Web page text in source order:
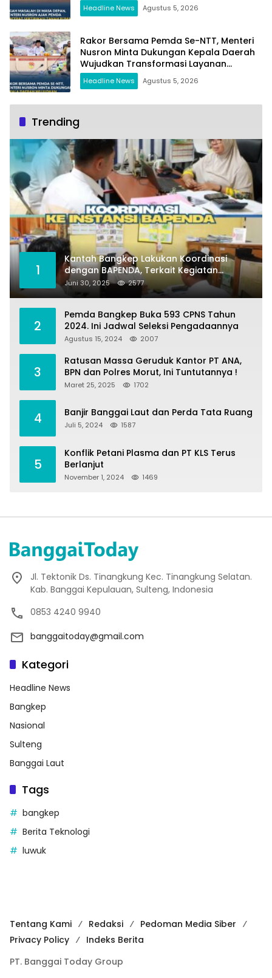
Headline News Agustus 5, 2026
Rakor Bersama Pemda Se-NTT, Menteri
Nusron Minta Dukungan Kepala Daerah
Wujudkan Transformasi Layanan
Pertanahan
Headline News Agustus 5, 2026
Trending
1
Kantah Bangkep Lakukan Koordinasi
dengan BAPENDA, Terkait Kegiatan
Fasilitasi Penilaian Tanah dan Ekonomi
Pertanahan
Juni 30, 2025 2577
2
Pemda Bangkep Buka 593 CPNS Tahun
2024. Ini Jadwal Seleksi Pengadaannya
Agustus 15, 2024 2007
3
Ratusan Massa Geruduk Kantor PT ANA,
BPN dan Polres Morut, Ini Tuntutannya !
Maret 25, 2025 1702
4 Banjir Banggai Laut dan Perda Tata Ruang
Juli 5, 2024 1587
5
Konflik Petani Plasma dan PT KLS Terus
Berlanjut
November 1, 2024 1469
Jl. Tektonik Ds. Tinangkung Kec. Tinangkung Selatan.
Kab. Banggai Kepulauan, Sulteng, Indonesia
0853 4240 9940
banggaitoday@gmail.com
Kategori
Headline News
Bangkep
Nasional
Sulteng
Banggai Laut
Tags
bangkep
Berita Teknologi
luwuk
Tentang Kami Redaksi
Pedoman Media Siber
Privacy Policy
Indeks Berita
PT. Banggai Today Group